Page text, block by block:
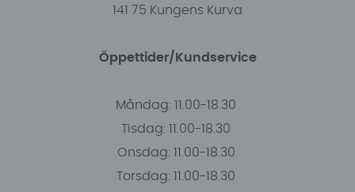
141 75 Kungens Kurva
Öppettider/Kundservice
Måndag: 11.00-18.30
Tisdag: 11.00-18.30
Onsdag: 11.00-18.30
Torsdag: 11.00-18.30